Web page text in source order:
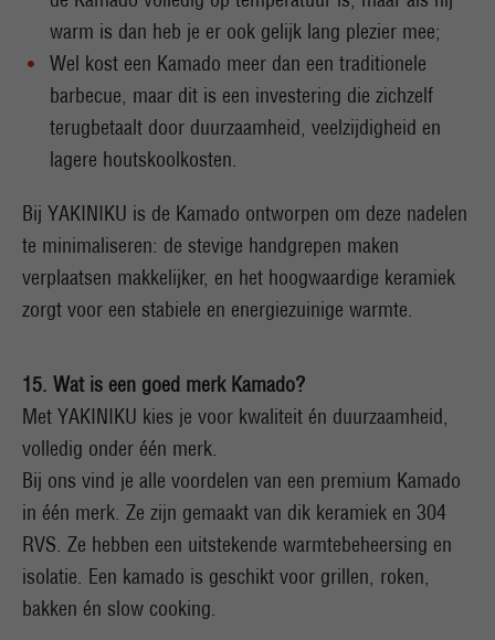
warm is dan heb je er ook gelijk lang plezier mee;
Wel kost een Kamado meer dan een traditionele
barbecue, maar dit is een investering die zichzelf
terugbetaalt door duurzaamheid, veelzijdigheid en
lagere houtskoolkosten.
Bij YAKINIKU is de Kamado ontworpen om deze nadelen
te minimaliseren: de stevige handgrepen maken
verplaatsen makkelijker, en het hoogwaardige keramiek
zorgt voor een stabiele en energiezuinige warmte.
15. Wat is een goed merk Kamado?
Met YAKINIKU kies je voor kwaliteit én duurzaamheid,
volledig onder één merk.
Bij ons vind je alle voordelen van een premium Kamado
in één merk. Ze zijn gemaakt van dik keramiek en 304
RVS. Ze hebben een uitstekende warmtebeheersing en
isolatie. Een kamado is geschikt voor grillen, roken,
bakken én slow cooking.